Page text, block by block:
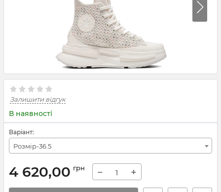
Залишити відгук
В наявності
Варіант:
Розмір-36.5
4 620,00 грн − +